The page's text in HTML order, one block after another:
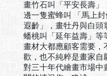
畫竹石叫「平安長壽」
邊一隻蜜蜂叫 「馬上
遐齡」，畫牡丹與白頭
蟠桃叫「延年益壽」等
畫材大都應顧客需要，
歡，也不純粹是畫家自
對三十年代繪畫市場中